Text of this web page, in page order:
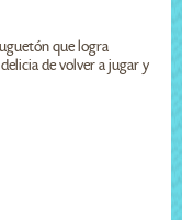
que logra
de volver a jugar y